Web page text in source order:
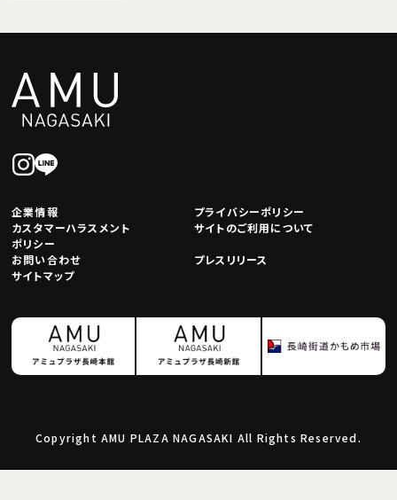
企業情報
プライバシーポリシー
カスタマーハラスメント
ポリシー
サイトのご利用について
お問い合わせ
プレスリリース
サイトマップ
Copyright AMU PLAZA NAGASAKI All Rights Reserved.